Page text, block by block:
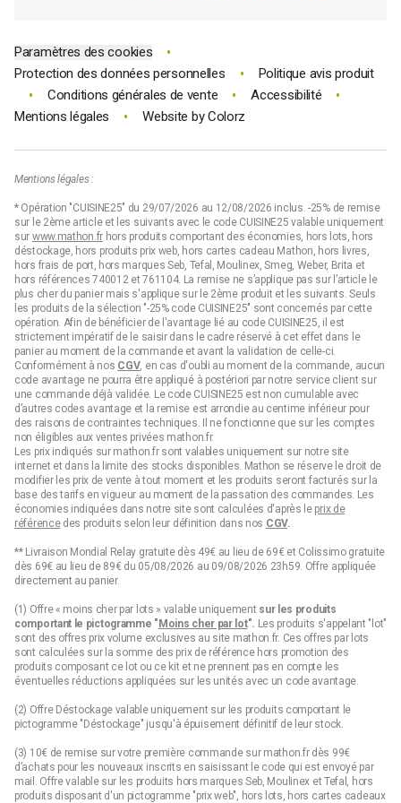
Paramètres des cookies •
Protection des données personnelles • Politique avis produit
• Conditions générales de vente • Accessibilité •
Mentions légales • Website byColorz
Mentions légales :
* Opération "CUISINE25" du 29/07/2026 au 12/08/2026 inclus. -25% de remise
sur le 2ème article et les suivants avec le code CUISINE25 valable uniquement
sur www.mathon.frhors produits comportant des économies, hors lots, hors
déstockage, hors produits prix web, hors cartes cadeau Mathon, hors livres,
hors frais de port, hors marques Seb, Tefal, Moulinex, Smeg, Weber, Brita et
hors références 740012 et 761104. La remise ne s’applique pas sur l’article le
plus cher du panier mais s'applique sur le 2ème produit et les suivants. Seuls
les produits de la sélection "-25% code CUISINE25" sont concernés par cette
opération. Afin de bénéficier de l'avantage lié au code CUISINE25, il est
strictement impératif de le saisir dans le cadre réservé à cet effet dans le
panier au moment de la commande et avant la validation de celle-ci.
Conformément à nos CGV, en cas d'oubli au moment de la commande, aucun
code avantage ne pourra être appliqué à postériori par notre service client sur
une commande déjà validée. Le code CUISINE25 est non cumulable avec
d’autres codes avantage et la remise est arrondie au centime inférieur pour
des raisons de contraintes techniques. Il ne fonctionne que sur les comptes
non éligibles aux ventes privées mathon.fr.
Les prix indiqués sur mathon.fr sont valables uniquement sur notre site
internet et dans la limite des stocks disponibles. Mathon se réserve le droit de
modifier les prix de vente à tout moment et les produits seront facturés sur la
base des tarifs en vigueur au moment de la passation des commandes. Les
économies indiquées dans notre site sont calculées d'après le prix de
référencedes produits selon leur définition dans nos CGV.
** Livraison Mondial Relay gratuite dès 49€ au lieu de 69€ et Colissimo gratuite
dès 69€ au lieu de 89€ du 05/08/2026 au 09/08/2026 23h59. Offre appliquée
directement au panier.
(1) Offre « moins cher par lots » valable uniquement sur les produits
comportant le pictogramme "Moins cher par lot". Les produits s'appelant "lot"
sont des offres prix volume exclusives au site mathon.fr. Ces offres par lots
sont calculées sur la somme des prix de référence hors promotion des
produits composant ce lot ou ce kit et ne prennent pas en compte les
éventuelles réductions appliquées sur les unités avec un code avantage.
(2) Offre Déstockage valable uniquement sur les produits comportant le
pictogramme "Déstockage" jusqu'à épuisement définitif de leur stock.
(3) 10€ de remise sur votre première commande sur mathon.fr dès 99€
d’achats pour les nouveaux inscrits en saisissant le code qui est envoyé par
mail. Offre valable sur les produits hors marques Seb, Moulinex et Tefal, hors
produits disposant d'un pictogramme "prix web", hors lots, hors cartes cadeaux